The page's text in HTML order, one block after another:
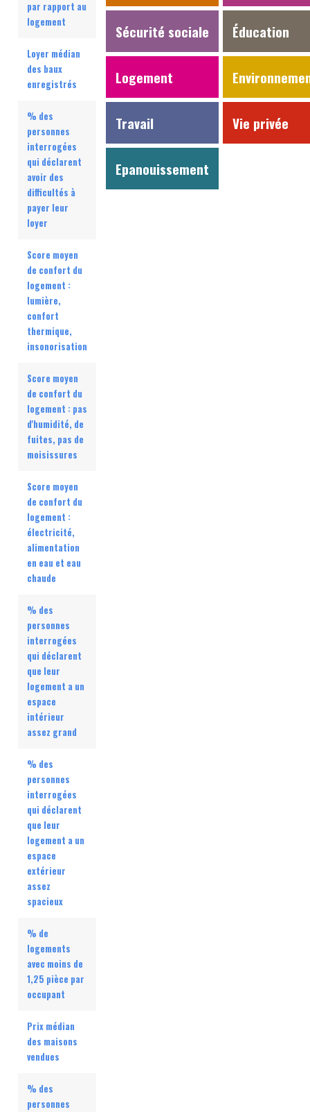
par rapport au
logement
Loyer médian
des baux
enregistrés
% des
personnes
interrogées
qui déclarent
avoir des
difficultés à
payer leur
loyer
Score moyen
de confort du
logement :
lumière,
confort
thermique,
insonorisation
Score moyen
de confort du
logement : pas
d'humidité, de
fuites, pas de
moisissures
Score moyen
de confort du
logement :
électricité,
alimentation
en eau et eau
chaude
% des
personnes
interrogées
qui déclarent
que leur
logement a un
espace
intérieur
assez grand
% des
personnes
interrogées
qui déclarent
que leur
logement a un
espace
extérieur
assez
spacieux
% de
logements
avec moins de
1,25 pièce par
occupant
Prix médian
des maisons
vendues
% des
personnes
Sécurité sociale Éducation
Logement
Travail Vie privée
Epanouissement